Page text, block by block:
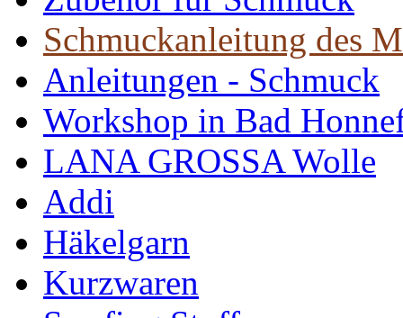
Schmuckanleitung des
Anleitungen - Schmuck
Workshop in Bad
LANA GROSSA Wolle
Addi
Häkelgarn
Kurzwaren